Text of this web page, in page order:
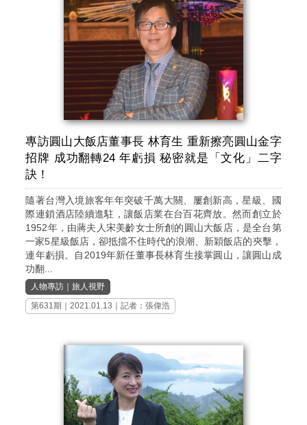
專訪圓山大飯店董事長 林育生 重新擦亮圓山金字
招牌 成功翻轉24 年虧損 秘密就是「文化」二字
訣！
隨著台灣入境旅客年年突破千萬大關、屢創新高，星級、國
際連鎖酒店陸續進駐，讓飯店業在台百花齊放。然而創立於
1952年，由蔣夫人宋美齡女士所創的圓山大飯店，是全台第
一家5星級飯店，卻抵擋不住時代的浪潮、新穎飯店的夾擊，
連年虧損。自2019年新任董事長林育生接掌圓山，讓圓山成
功翻...
人物專訪 ｜旅人視野
第631期
｜2021.01.13｜記者：張偉浩